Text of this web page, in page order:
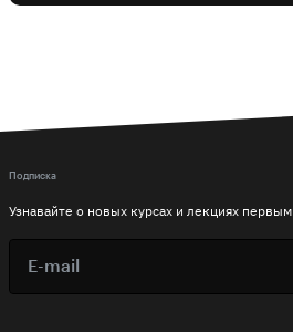
Подписка
Узнавайте о новых курсах и лекциях первым